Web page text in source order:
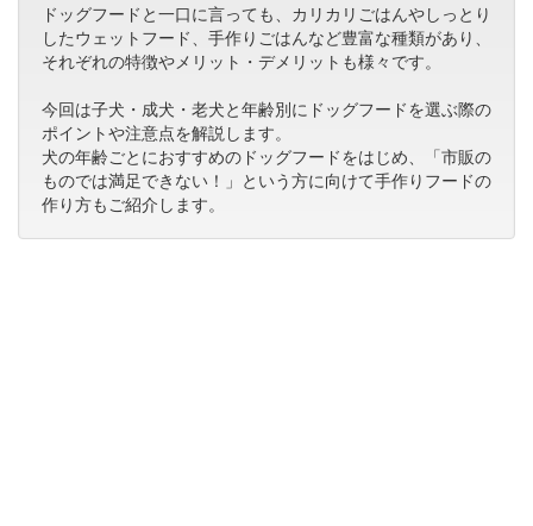
ドッグフードと一口に言っても、カリカリごはんやしっとり
したウェットフード、手作りごはんなど豊富な種類があり、
それぞれの特徴やメリット・デメリットも様々です。
今回は子犬・成犬・老犬と年齢別にドッグフードを選ぶ際の
ポイントや注意点を解説します。
犬の年齢ごとにおすすめのドッグフードをはじめ、「市販の
ものでは満足できない！」という方に向けて手作りフードの
作り方もご紹介します。